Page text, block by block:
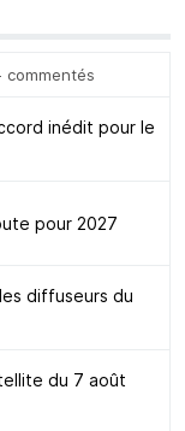
commentés
inédit pour le
pour 2027
diffuseurs du
du 7 août